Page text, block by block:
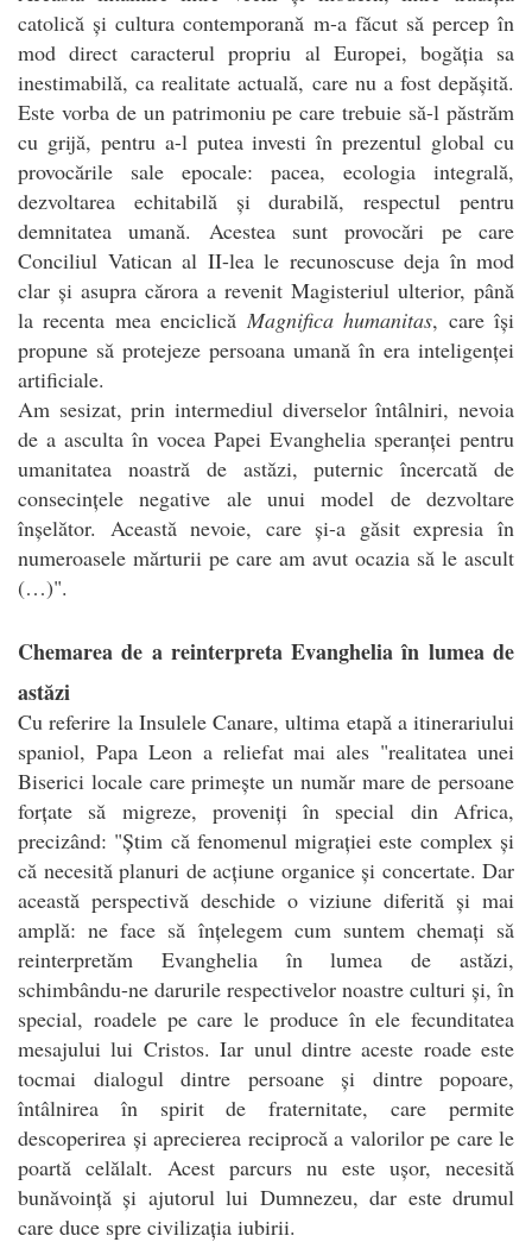
catolică și cultura contemporană m-a făcut să percep în
mod direct caracterul propriu al Europei, bogăția sa
inestimabilă, ca realitate actuală, care nu a fost depășită.
Este vorba de un patrimoniu pe care trebuie să-l păstrăm
cu grijă, pentru a-l putea investi în prezentul global cu
provocările sale epocale: pacea, ecologia integrală,
dezvoltarea echitabilă și durabilă, respectul pentru
demnitatea umană. Acestea sunt provocări pe care
Conciliul Vatican al II-lea le recunoscuse deja în mod
clar și asupra cărora a revenit Magisteriul ulterior, până
la recenta mea enciclică Magnifica humanitas, care își
propune să protejeze persoana umană în era inteligenței
artificiale.
Am sesizat, prin intermediul diverselor întâlniri, nevoia
de a asculta în vocea Papei Evanghelia speranței pentru
umanitatea noastră de astăzi, puternic încercată de
consecințele negative ale unui model de dezvoltare
înșelător. Această nevoie, care și-a găsit expresia în
numeroasele mărturii pe care am avut ocazia să le ascult
(…)".
Chemarea de a reinterpreta Evanghelia în lumea de
astăzi
Cu referire la Insulele Canare, ultima etapă a itinerariului
spaniol, Papa Leon a reliefat mai ales "realitatea unei
Biserici locale care primește un număr mare de persoane
forțate să migreze, proveniți în special din Africa,
precizând: "Știm că fenomenul migrației este complex și
că necesită planuri de acțiune organice și concertate. Dar
această perspectivă deschide o viziune diferită și mai
amplă: ne face să înțelegem cum suntem chemați să
reinterpretăm Evanghelia în lumea de astăzi,
schimbându-ne darurile respectivelor noastre culturi și, în
special, roadele pe care le produce în ele fecunditatea
mesajului lui Cristos. Iar unul dintre aceste roade este
tocmai dialogul dintre persoane și dintre popoare,
întâlnirea în spirit de fraternitate, care permite
descoperirea și aprecierea reciprocă a valorilor pe care le
poartă celălalt. Acest parcurs nu este ușor, necesită
bunăvoință și ajutorul lui Dumnezeu, dar este drumul
care duce spre civilizația iubirii.